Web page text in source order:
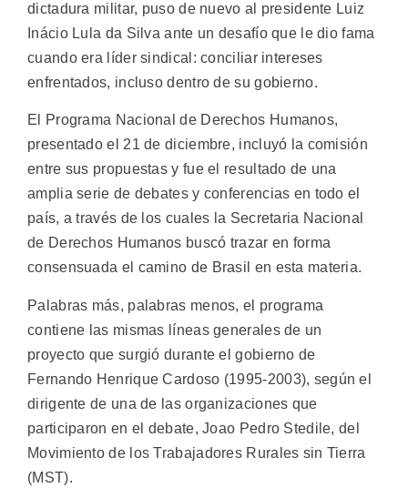
dictadura militar, puso de nuevo al presidente Luiz
Inácio Lula da Silva ante un desafío que le dio fama
cuando era líder sindical: conciliar intereses
enfrentados, incluso dentro de su gobierno.
El Programa Nacional de Derechos Humanos,
presentado el 21 de diciembre, incluyó la comisión
entre sus propuestas y fue el resultado de una
amplia serie de debates y conferencias en todo el
país, a través de los cuales la Secretaria Nacional
de Derechos Humanos buscó trazar en forma
consensuada el camino de Brasil en esta materia.
Palabras más, palabras menos, el programa
contiene las mismas líneas generales de un
proyecto que surgió durante el gobierno de
Fernando Henrique Cardoso (1995-2003), según el
dirigente de una de las organizaciones que
participaron en el debate, Joao Pedro Stedile, del
Movimiento de los Trabajadores Rurales sin Tierra
(MST).